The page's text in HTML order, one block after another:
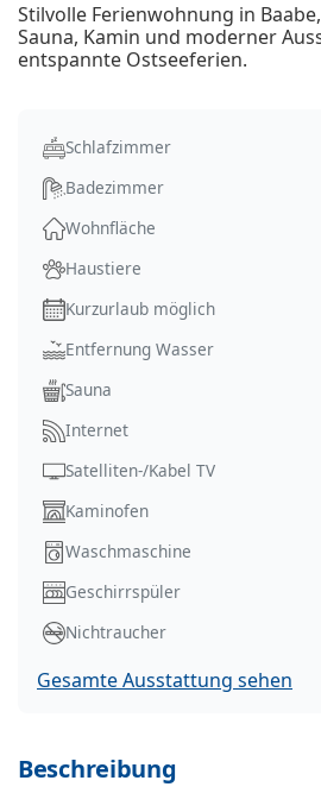
Stilvolle Ferienwohnung in
Sauna, Kamin und moderner
entspannte Ostseeferien.
Schlafzimmer
Badezimmer
Wohnfläche
Haustiere
Kurzurlaub möglich
Entfernung Wasser
Sauna
Internet
Satelliten-/Kabel TV
Kaminofen
Waschmaschine
Geschirrspüler
Nichtraucher
Gesamte Ausstattung sehen
Beschreibung